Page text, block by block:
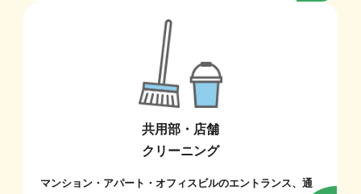
共用部・店舗
クリーニング
マンション・アパート・オフィスビルのエントランス、通